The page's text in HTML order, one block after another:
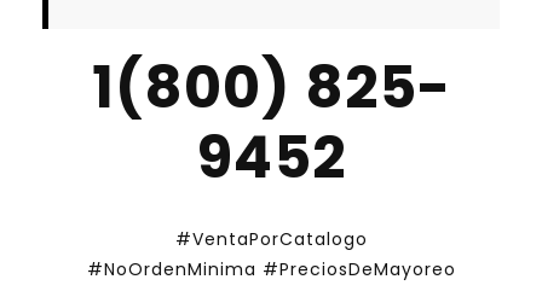
1(800) 825-
9452
#VentaPorCatalogo
#NoOrdenMinima #PreciosDeMayoreo